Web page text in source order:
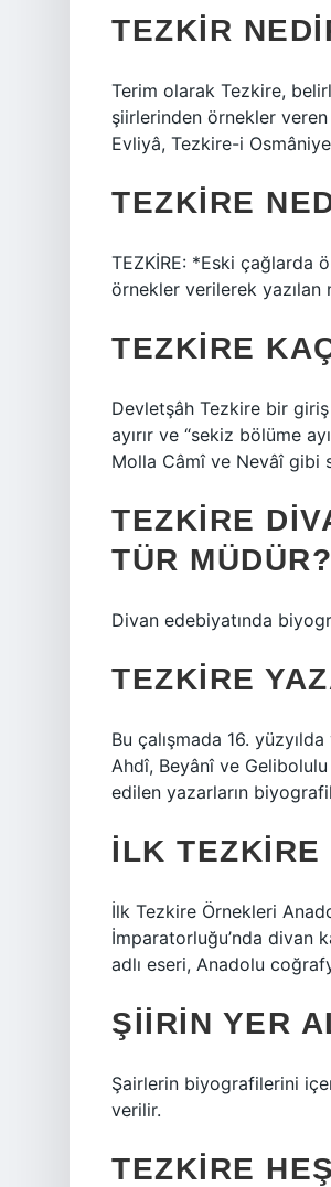
TEZKIR
Terim olarak Tezkire,
şiirlerinden örnekler veren
Evliyâ, Tezkire-i
TEZKIRE
TEZKİRE: *Eski çağlarda
örnekler verilerek yazılan
TEZKIRE
Devletşâh Tezkire bir
ayırır ve “sekiz bölüme
Molla Câmî ve Nevâî gibi
TEZKIRE
TÜR MÜDÜR?
Divan edebiyatında
TEZKIRE
Bu çalışmada 16.
Ahdî, Beyânî ve
edilen yazarların
İLK TEZKIRE
İlk Tezkire Örnekleri
İmparatorluğu’nda divan
adlı eseri, Anadolu
ŞIIRIN YER
Şairlerin biyografilerini
verilir.
TEZKIRE